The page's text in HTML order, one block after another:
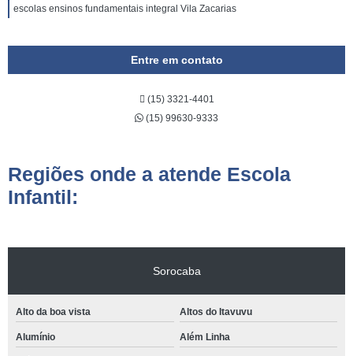
escolas ensinos fundamentais integral Vila Zacarias
Entre em contato
(15) 3321-4401
(15) 99630-9333
Regiões onde a atende Escola
Infantil:
Sorocaba
Alto da boa vista Altos do Itavuvu
Alumínio Além Linha